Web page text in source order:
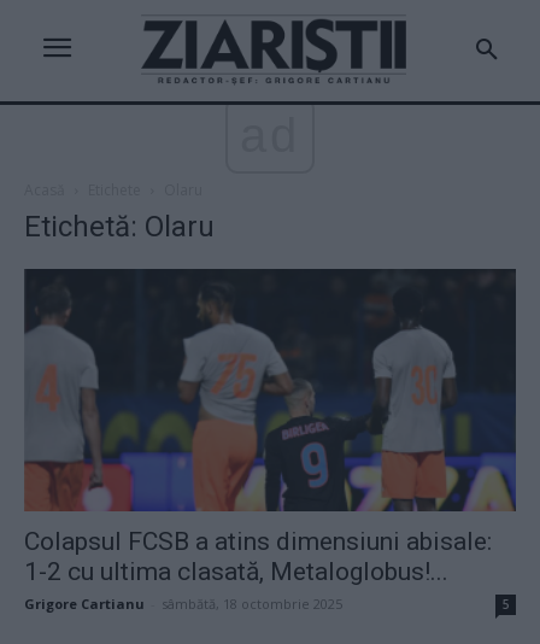
Etichetă: Olaru
Colapsul FCSB a atins dimensiuni abisale:
1-2 cu ultima clasată, Metaloglobus!...
Grigore Cartianu sâmbătă, 18 octombrie 2025 5